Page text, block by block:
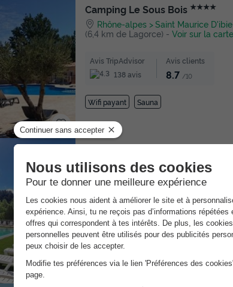
Camping Le Sous Bois ★★★★
Rhône-alpes Saint Maurice D'ibie
(6,4 km de Lagorce) - Voir sur la carte
Avis TripAdvisor
138 avis
Avis clients
8.7 /10
Wifi payant Sauna
Rhône-alpes Joannas ]0, 1[ (18,8
de Lagorce)-Voir sur la carte
Avis TripAdvisor
40 avis
Avis clients
8.6 /10